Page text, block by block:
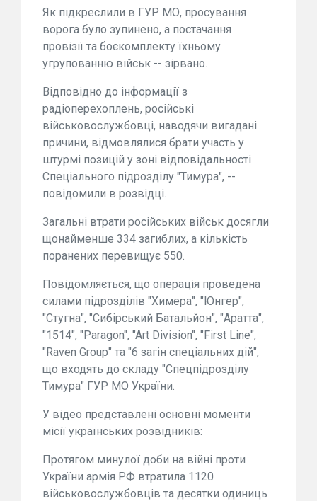
Як підкреслили в ГУР МО, просування
ворога було зупинено, а постачання
провізії та боєкомплекту їхньому
угрупованню військ -- зірвано.
Відповідно до інформації з
радіоперехоплень, російські
військовослужбовці, наводячи вигадані
причини, відмовлялися брати участь у
штурмі позицій у зоні відповідальності
Спеціального підрозділу "Тимура", --
повідомили в розвідці.
Загальні втрати російських військ досягли
щонайменше 334 загиблих, а кількість
поранених перевищує 550.
Повідомляється, що операція проведена
силами підрозділів "Химера", "Юнгер",
"Стугна", "Сибірський Батальйон", "Аратта",
"1514", "Paragon", "Art Division", "First Line",
"Raven Group" та "6 загін спеціальних дій",
що входять до складу "Спецпідрозділу
Тимура" ГУР МО України.
У відео представлені основні моменти
місії українських розвідників:
Протягом минулої доби на війні проти
України армія РФ втратила 1120
військовослужбовців та десятки одиниць